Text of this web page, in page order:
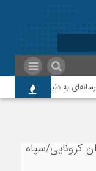
به دنبال نابودی امید